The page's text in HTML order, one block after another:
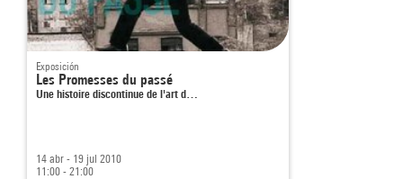
Exposición
Les Promesses du passé
Une histoire discontinue de l'art d…
14 abr - 19 jul 2010
11:00 - 21:00